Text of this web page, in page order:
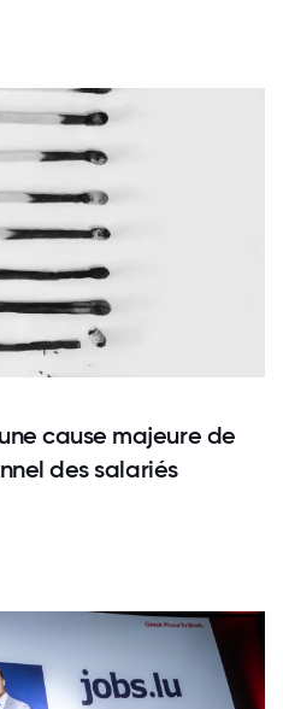
cause majeure de
des salariés